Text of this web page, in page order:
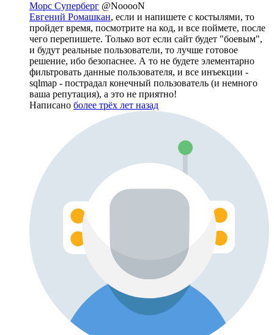
Морс Суперберг @NooooN
Евгений Ромашкан, если и напишете с костылями, то
пройдет время, посмотрите на код, и все поймете, после
чего перепишете. Только вот если сайт будет "боевым",
и будут реальные пользователи, то лучше готовое
решение, ибо безопаснее. А то не будете элементарно
фильтровать данные пользователя, и все инъекции -
sqlmap - пострадал конечный пользователь (и немного
ваша репутация), а это не приятно!
Написано более трёх лет назад